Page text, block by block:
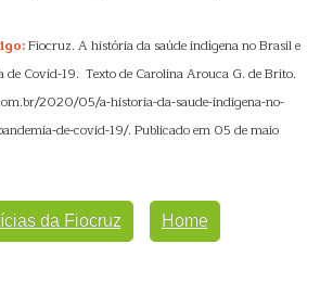
Fiocruz. A história da saúde indígena no Brasil e
de Covid-19. Texto de Carolina Arouca G. de Brito.
2020/05/a-historia-da-saude-indigena-no-
de-covid-19/. Publicado em 05 de maio
da Fiocruz Home